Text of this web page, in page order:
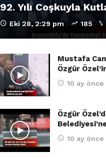
92. Yılı Coşkuyla
Eki 28, 2:29 pm 185
Mustafa
Özgür
10 ay önce
Özgür
10 ay önce